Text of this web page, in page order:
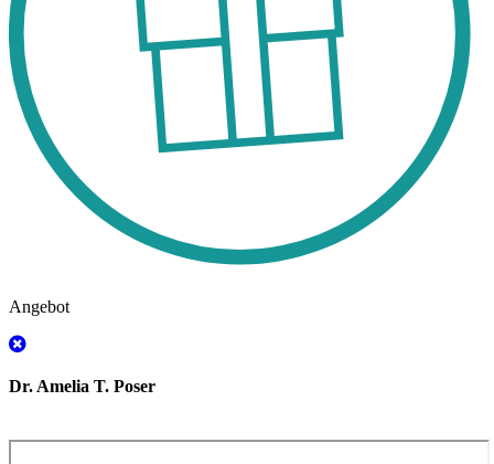
Angebot
Dr. Amelia T. Poser